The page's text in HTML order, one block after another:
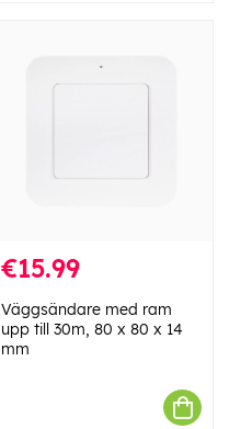
€15.99
Väggsändare med ram
upp till 30m, 80 x 80 x 14
mm